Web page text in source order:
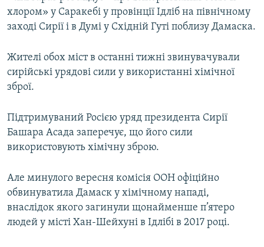
хлором» у Саракебі у провінції Ідліб на північному
заході Сирії і в Думі у Східній Гуті поблизу Дамаска.
Жителі обох міст в останні тижні звинувачували
сирійські урядові сили у використанні хімічної
зброї.
Підтримуваний Росією уряд президента Сирії
Башара Асада заперечує, що його сили
використовують хімічну зброю.
Але минулого вересня комісія ООН офіційно
обвинуватила Дамаск у хімічному нападі,
внаслідок якого загинули щонайменше п’ятеро
людей у місті Хан-Шейхуні в Ідлібі в 2017 році.